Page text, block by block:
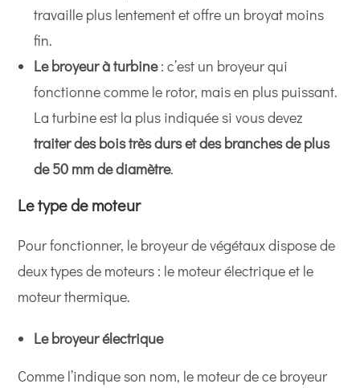
travaille plus lentement et offre un broyat moins
fin.
Le broyeur à turbine: c’est un broyeur qui
fonctionne comme le rotor, mais en plus puissant.
La turbine est la plus indiquée si vous devez
traiter des bois très durs et des branches de plus
de 50 mm de diamètre.
Le type de moteur
Pour fonctionner, le broyeur de végétaux dispose de
deux types de moteurs : le moteur électrique et le
moteur thermique.
Le broyeur électrique
Comme l’indique son nom, le moteur de ce broyeur